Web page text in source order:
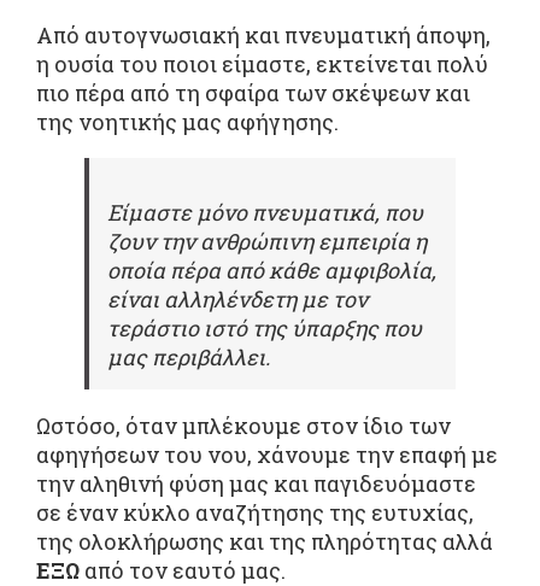
Από αυτογνωσιακή και πνευματική άποψη,
η ουσία του ποιοι είμαστε, εκτείνεται πολύ
πιο πέρα ​​από τη σφαίρα των σκέψεων και
της νοητικής μας αφήγησης.
Είμαστε μόνο πνευματικά, που
ζουν την ανθρώπινη εμπειρία η
οποία πέρα ​​από κάθε αμφιβολία,
είναι αλληλένδετη με τον
τεράστιο ιστό της ύπαρξης που
μας περιβάλλει.
Ωστόσο, όταν μπλέκουμε στον ίδιο των
αφηγήσεων του νου, χάνουμε την επαφή με
την αληθινή φύση μας και παγιδευόμαστε
σε έναν κύκλο αναζήτησης της ευτυχίας,
της ολοκλήρωσης και της πληρότητας αλλά
ΕΞΩ από τον εαυτό μας.